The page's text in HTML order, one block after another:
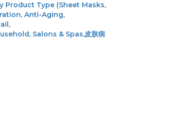
Product Type (Sheet Masks,
Anti-Aging,
Salons & Spas,皮肤病